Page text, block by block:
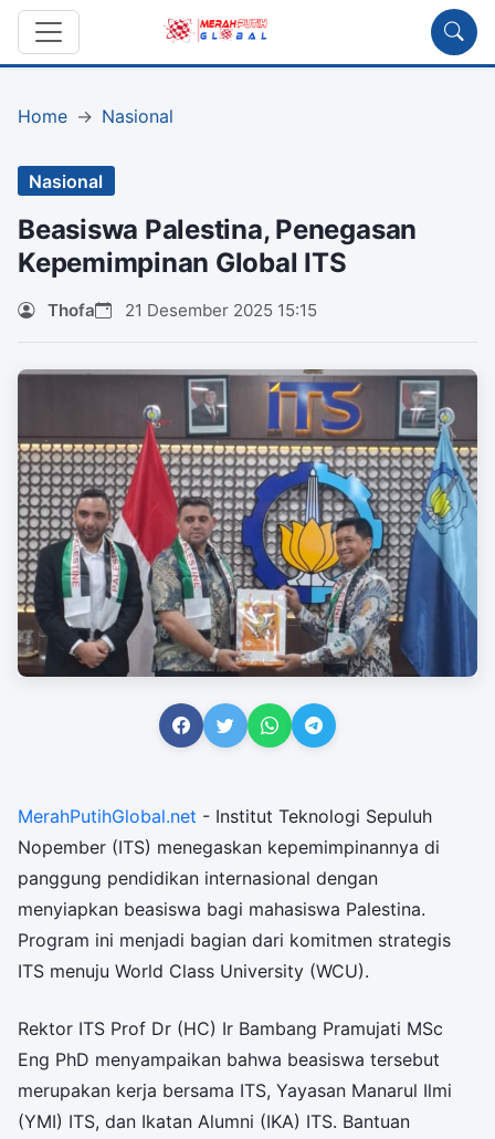
Home Nasional
Nasional
Beasiswa Palestina, Penegasan
Kepemimpinan Global ITS
Thofa 21 Desember 2025 15:15
MerahPutihGlobal.net - Institut Teknologi Sepuluh
Nopember (ITS) menegaskan kepemimpinannya di
panggung pendidikan internasional dengan
menyiapkan beasiswa bagi mahasiswa Palestina.
Program ini menjadi bagian dari komitmen strategis
ITS menuju World Class University (WCU).
Rektor ITS Prof Dr (HC) Ir Bambang Pramujati MSc
Eng PhD menyampaikan bahwa beasiswa tersebut
merupakan kerja bersama ITS, Yayasan Manarul Ilmi
(YMI) ITS, dan Ikatan Alumni (IKA) ITS. Bantuan